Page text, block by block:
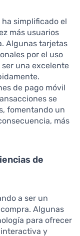
ha simplificado el
más usuarios
Algunas tarjetas
por el uso
una excelente
de pago móvil
se
fomentando un
más
de
a ser un
Algunas
para ofrecer
y